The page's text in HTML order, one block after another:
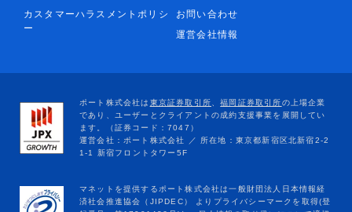
カスタマーハラスメントポリシ
ー
お問い合わせ
運営会社情報